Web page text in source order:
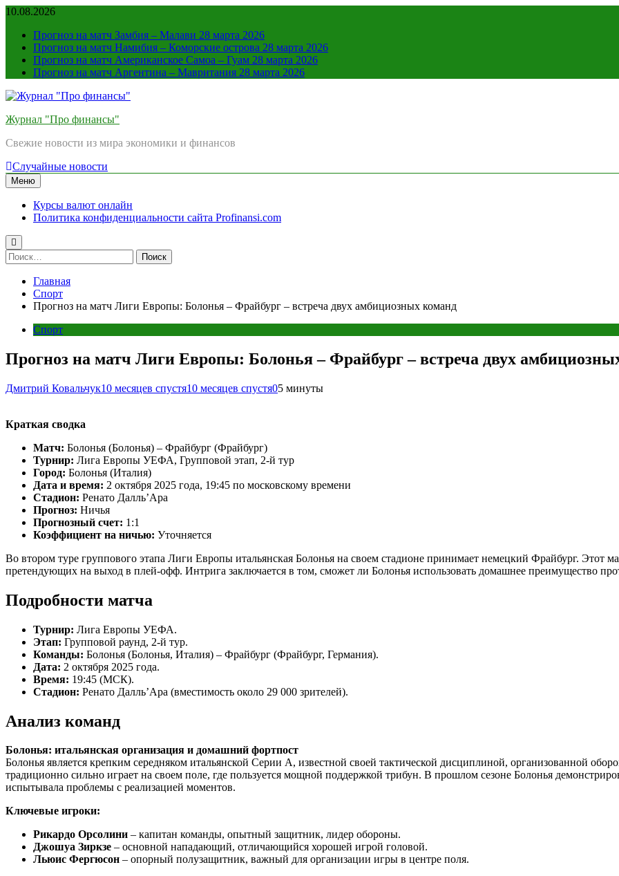
Перейти
содержимому
10.08.2026
Прогноз на матч Замбия – Малави 28 марта 2026
Прогноз на матч Намибия – Коморские острова 28 марта 2026
Прогноз на матч Американское Самоа – Гуам 28 марта 2026
Прогноз на матч Аргентина – Мавритания 28 марта 2026
Журнал "Про финансы"
Свежие новости из мира экономики и финансов
Случайные новости
Меню
Курсы валют онлайн
Политика конфиденциальности сайта Profinansi.com
Найти:
Главная
Спорт
Прогноз на матч Лиги Европы: Болонья – Фрайбург – встреча двух амбициозных команд
Спорт
Прогноз на матч Лиги Европы: Болонья – Фрайбург – встреча двух
Дмитрий Ковальчук10 месяцев спустя10 месяцев спустя05 минуты
Краткая сводка
Матч: Болонья (Болонья) – Фрайбург (Фрайбург)
Турнир: Лига Европы УЕФА, Групповой этап, 2-й тур
Город: Болонья (Италия)
Дата и время: 2 октября 2025 года, 19:45 по московскому времени
Стадион: Ренато Далль’Ара
Прогноз: Ничья
Прогнозный счет: 1:1
Коэффициент на ничью: Уточняется
Во втором туре группового этапа Лиги Европы итальянская Болонья на своем стадионе принимает немецкий Фрайбург. Этот
претендующих на выход в плей-офф. Интрига заключается в том, сможет ли Болонья использовать домашнее преимущество
Подробности матча
Турнир: Лига Европы УЕФА.
Этап: Групповой раунд, 2-й тур.
Команды: Болонья (Болонья, Италия) – Фрайбург (Фрайбург, Германия).
Дата: 2 октября 2025 года.
Время: 19:45 (МСК).
Стадион: Ренато Далль’Ара (вместимость около 29 000 зрителей).
Анализ команд
Болонья: итальянская организация и домашний фортпост
Болонья является крепким середняком итальянской Серии А, известной своей тактической дисциплиной, организованной
традиционно сильно играет на своем поле, где пользуется мощной поддержкой трибун. В прошлом сезоне Болонья
испытывала проблемы с реализацией моментов.
Ключевые игроки:
Рикардо Орсолини – капитан команды, опытный защитник, лидер обороны.
Джошуа Зиркзе – основной нападающий, отличающийся хорошей игрой головой.
Льюис Фергюсон – опорный полузащитник, важный для организации игры в центре поля.